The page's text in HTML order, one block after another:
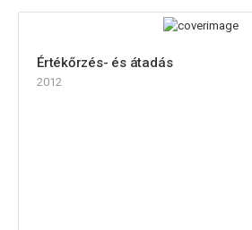
Értékőrzés- és átadás
2012